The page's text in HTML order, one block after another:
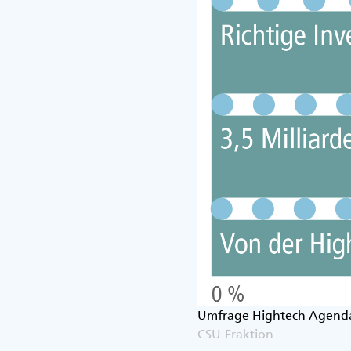
Umfrage Hightech
CSU-Fraktion